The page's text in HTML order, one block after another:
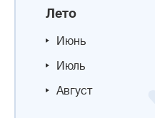
Лето
Июнь
Июль
Август